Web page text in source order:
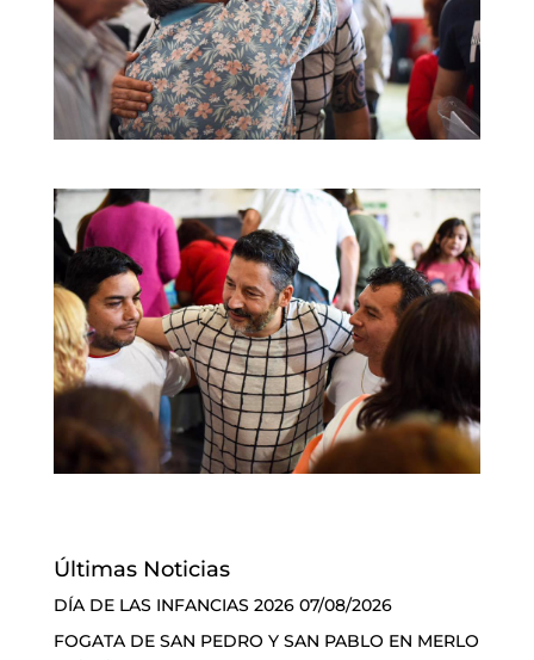
Últimas Noticias
DÍA DE LAS INFANCIAS 2026 07/08/2026
FOGATA DE SAN PEDRO Y SAN PABLO EN MERLO